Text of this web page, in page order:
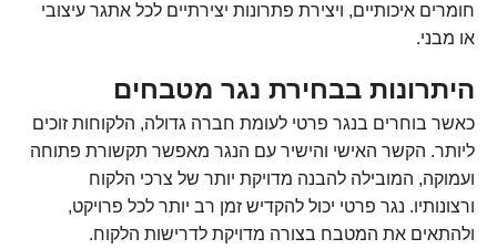
חומרים איכותיים, ויצירת פתרונות יצירתיים לכל אתגר עיצובי
או מבני.
היתרונות בבחירת נגר מטבחים
כאשר בוחרים בנגר פרטי לעומת חברה גדולה, הלקוחות זוכים
ליותר. הקשר האישי והישיר עם הנגר מאפשר תקשורת פתוחה
ועמוקה, המובילה להבנה מדויקת יותר של צרכי הלקוח
ורצונותיו. נגר פרטי יכול להקדיש זמן רב יותר לכל פרויקט,
ולהתאים את המטבח בצורה מדויקת לדרישות הלקוח.